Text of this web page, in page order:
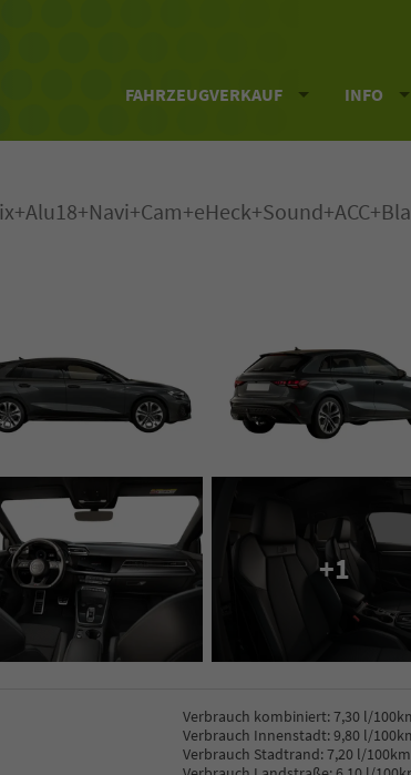
FAHRZEUGVERKAUF INFO
+1
Verbrauch kombiniert:7,30 l/
Verbrauch Innenstadt:9,80 l/
Verbrauch Stadtrand:7,20 l/100km